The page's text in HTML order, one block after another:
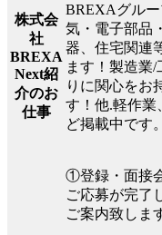
株式会
社
BREXA
Next紹
介のお
仕事
BREXAグル
気・電子部品
器、住宅関連
ます！製造業/
りに関心をお
す！他.軽作業
ど掲載中です。
①登録・面接
ご応募が完了
ご案内致しま